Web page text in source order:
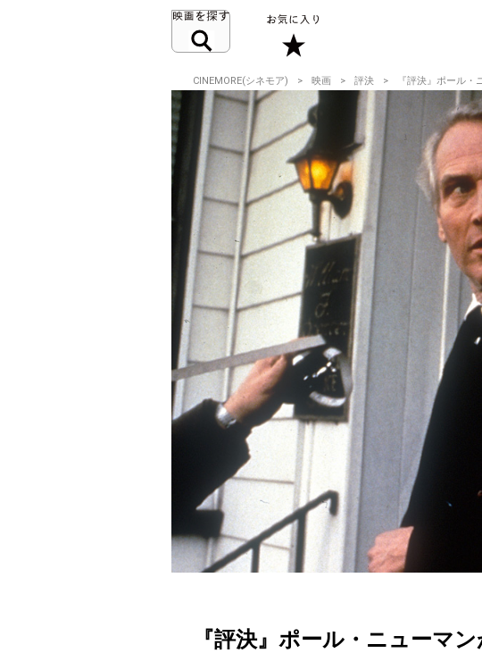
CINEMORE(シネモア) 映画 評決 『評決』ポール
『評決』ポール・ニューマ